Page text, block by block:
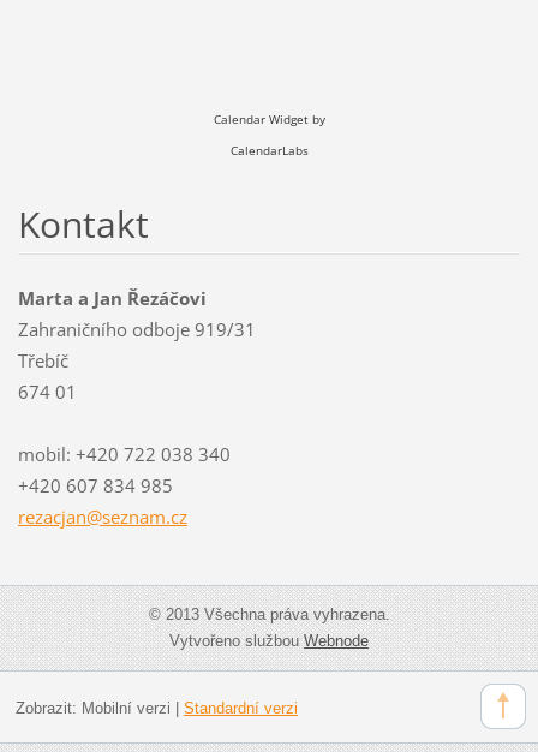
Calendar Widget by
CalendarLabs
Kontakt
Marta a Jan Řezáčovi
Zahraničního odboje 919/31
Třebíč
674 01
mobil: +420 722 038 340
+420 607 834 985
rezacjan@seznam.cz
© 2013 Všechna práva vyhrazena.
Vytvořeno službouWebnode
Zobrazit: Mobilní verzi Standardní verzi